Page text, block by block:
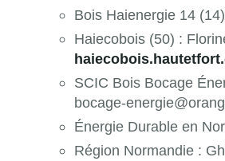
Bois Haienergie 14
Haiecobois (50) :
SCIC Bois Bocage
bocage-
Énergie Durable en
Région Normandie :